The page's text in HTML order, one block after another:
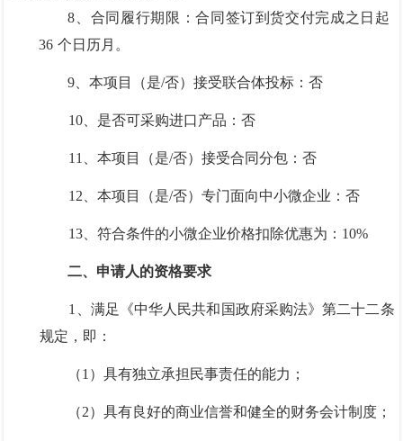
8、合同履行期限：合同签订到货交付完成之日起
36 个日历月。
9、本项目（是/否）接受联合体投标：否
10、是否可采购进口产品：否
11、本项目（是/否）接受合同分包：否
12、本项目（是/否）专门面向中小微企业：否
13、符合条件的小微企业价格扣除优惠为 ： 10%
二、申请人的资格要求
1、满足《中华人民共和国政府采购法》第二十二条
规定，即：
（1）具有独立承担民事责任的能力；
（2）具有良好的商业信誉和健全的财务会计制度；